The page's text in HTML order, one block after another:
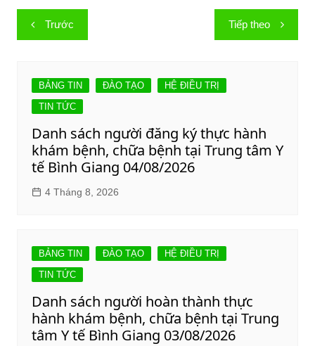
Điều
hướng
viết
Trước Tiếp theo
BẢNG TIN ĐÀO TẠO
HỆ ĐIỀU TRỊ
TIN TỨC
Danh sách người đăng ký thực hành
khám bệnh, chữa bệnh tại Trung tâm Y
tế Bình Giang 04/08/2026
4 Tháng 8, 2026
BẢNG TIN ĐÀO TẠO
HỆ ĐIỀU TRỊ
TIN TỨC
Danh sách người hoàn thành thực
hành khám bệnh, chữa bệnh tại Trung
tâm Y tế Bình Giang 03/08/2026